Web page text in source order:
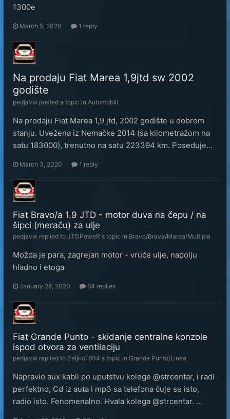
1300e
March 5, 2020 1 reply
Na prodaju Fiat Marea 1,9jtd sw 2002
godište
pedjavw posted a topic in Automobili
Na prodaju Fiat Marea 1,9 jtd, 2002 godište u dobrom
stanju. Uvežena iz Nemačke 2014 (sa kilometražom na
satu 183000), trenutno na satu 223394 km. Poseduje...
March 3, 2020 1 reply
Fiat Bravo/a 1.9 JTD - motor duva na čepu / na
šipci (meraču) za ulje
pedjavw replied to JTDPoweR's topic in Bravo/Brava/Marea/Multipla
Možda je para, zagrejan motor - vruće ulje, napolju
hladno i etoga
January 28, 2020 64 replies
Fiat Grande Punto - skidanje centralne konzole
ispod otvora za ventilaciju
pedjavw replied to Zeljko1804's topic in Grande Punto/Linea
Napravio aux kabli po uputstvu kolege @strcentar, i radi
perfektno, Cd iz auta i mp3 sa telefona čuje se isto,
radio isto. Fenomenalno. Hvala kolega @strcentar. ...